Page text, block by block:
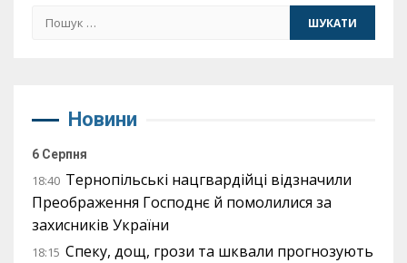
Пошук:
Новини
6 Серпня
18:40 Тернопільські нацгвардійці відзначили
Преображення Господнє й помолилися за
захисників України
18:15 Спеку, дощ, грози та шквали прогнозують